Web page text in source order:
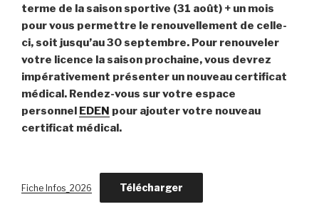
terme de la saison sportive (31 août) + un mois
pour vous permettre le renouvellement de celle-
ci, soit jusqu’au 30 septembre. Pour renouveler
votre licence la saison prochaine, vous devrez
impérativement présenter un nouveau certificat
médical. Rendez-vous sur votre espace
personnel EDEN pour ajouter votre nouveau
certificat médical.
Fiche Infos_2026 Télécharger